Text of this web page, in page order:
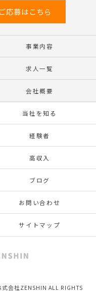
ご応募はこちら
事業内容
求人一覧
会社概要
当社を知る
経験者
高収入
ブログ
お問い合わせ
サイトマップ
会社ZENSHIN ALL RIGHTS